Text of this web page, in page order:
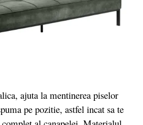
ajuta la mentinerea piselor
pe pozitie, astfel incat sa te